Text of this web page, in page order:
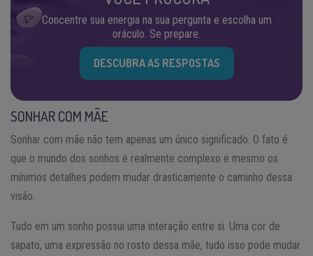
Concentre sua energia na sua pergunta e escolha um
oráculo. Se prepare.
DESCUBRA AS RESPOSTAS
SONHAR COM MÃE
Sonhar com mãe não tem apenas um único significado. O fato é
que o mundo dos sonhos é realmente complexo e mesmo os
mínimos detalhes podem mudar drasticamente o caminho dessa
visão.
Tudo em um sonho possui uma interação entre si. Uma cor de
sapato, uma expressão no rosto dessa mãe, tudo isso pode mudar